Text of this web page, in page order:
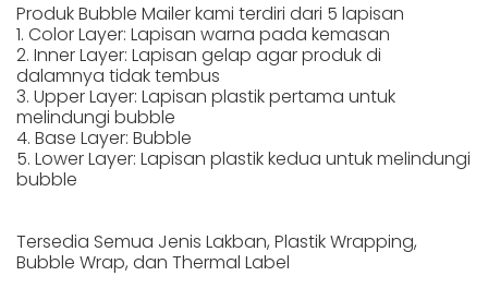
Produk Bubble Mailer kami terdiri dari 5 lapisan
1. Color Layer: Lapisan warna pada kemasan
2. Inner Layer: Lapisan gelap agar produk di
dalamnya tidak tembus
3. Upper Layer: Lapisan plastik pertama untuk
melindungi bubble
4. Base Layer: Bubble
5. Lower Layer: Lapisan plastik kedua untuk melindungi
bubble
Tersedia Semua Jenis Lakban, Plastik Wrapping,
Bubble Wrap, dan Thermal Label